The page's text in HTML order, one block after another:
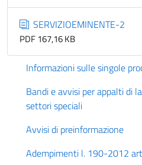
SERVIZIOEMINENTE-2
PDF 167,16 KB
Informazioni sulle singole
Bandi e avvisi per appalti di
settori speciali
Avvisi di preinformazione
Adempimenti l. 190-2012